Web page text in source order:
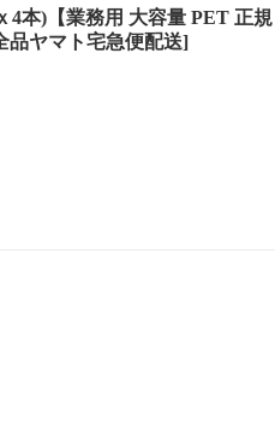
4本)【業務用 大容量 PET 正
品ヤマト宅急便配送]